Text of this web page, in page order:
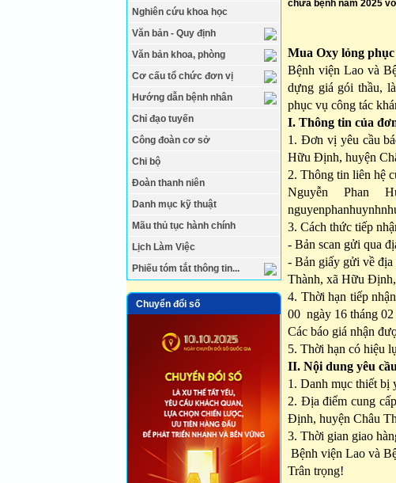
Nghiên cứu khoa học
Văn bản - Quy định
Văn bản khoa, phòng
Cơ cấu tổ chức đơn vị
Hướng dẫn bệnh nhân
Chỉ đạo tuyến
Công đoàn cơ sở
Chi bộ
Đoàn thanh niên
Danh mục kỹ thuật
Mãu thủ tục hành chính
Lịch Làm Việc
Phiếu tóm tắt thông tin...
Chuyển đổi số
chữa bệnh năm 2025
Về việc
Mua Oxy lỏng
Bệnh viện Lao và
dựng giá gói thầu,
phục vụ công tác
I. Thông tin của
1. Đơn vị yêu cầu
Hữu Định, huyện
2. Thông tin liên hệ
Nguyễn Phan
3. Cách thức tiếp
- Bản scan gửi qua
- Bản giấy gửi về
Thành, xã Hữu
4. Thời hạn tiếp
00 ngày 16 tháng 02
Các báo giá nhận
5. Thời hạn có hiệu
II. Nội dung yêu
1. Danh mục thiết bị
2. Địa điểm cung
Định, huyện Châu
3. Thời gian giao
Bệnh viện Lao và
Trân trọng!